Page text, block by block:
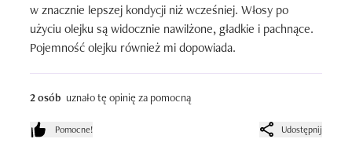
w znacznie lepszej kondycji niż wcześniej. Włosy po
użyciu olejku są widocznie nawilżone, gładkie i pachnące.
Pojemność olejku również mi dopowiada.
2 osób uznało tę opinię za pomocną
Pomocne! Udostępnij